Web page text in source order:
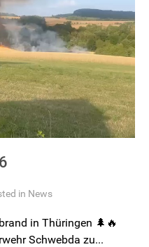
in News
in Thüringen 🌲🔥
Schwebda zu...